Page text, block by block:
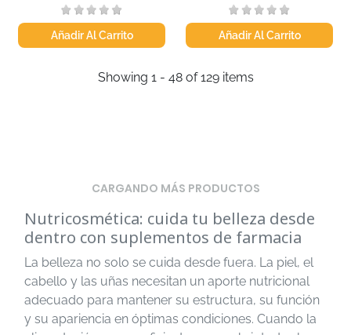
Añadir Al Carrito Añadir Al Carrito
Showing 1 - 48 of 129 items
CARGANDO MÁS PRODUCTOS
Nutricosmética: cuida tu belleza desde
dentro con suplementos de farmacia
La belleza no solo se cuida desde fuera. La piel, el
cabello y las uñas necesitan un aporte nutricional
adecuado para mantener su estructura, su función
y su apariencia en óptimas condiciones. Cuando la